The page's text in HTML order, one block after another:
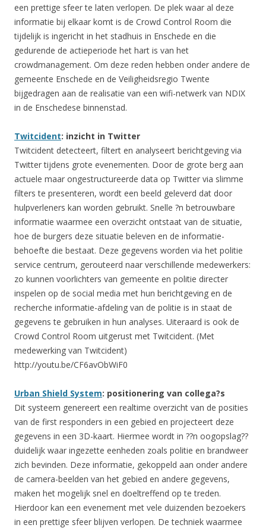
een prettige sfeer te laten verlopen. De plek waar al deze
informatie bij elkaar komt is de Crowd Control Room die
tijdelijk is ingericht in het stadhuis in Enschede en die
gedurende de actieperiode het hart is van het
crowdmanagement. Om deze reden hebben onder andere de
gemeente Enschede en de Veiligheidsregio Twente
bijgedragen aan de realisatie van een wifi-netwerk van NDIX
in de Enschedese binnenstad.
Twitcident: inzicht in Twitter
Twitcident detecteert, filtert en analyseert berichtgeving via
Twitter tijdens grote evenementen. Door de grote berg aan
actuele maar ongestructureerde data op Twitter via slimme
filters te presenteren, wordt een beeld geleverd dat door
hulpverleners kan worden gebruikt. Snelle ?n betrouwbare
informatie waarmee een overzicht ontstaat van de situatie,
hoe de burgers deze situatie beleven en de informatie-
behoefte die bestaat. Deze gegevens worden via het politie
service centrum, gerouteerd naar verschillende medewerkers:
zo kunnen voorlichters van gemeente en politie directer
inspelen op de social media met hun berichtgeving en de
recherche informatie-afdeling van de politie is in staat de
gegevens te gebruiken in hun analyses. Uiteraard is ook de
Crowd Control Room uitgerust met Twitcident. (Met
medewerking van Twitcident)
http://youtu.be/CF6avObWiF0
Urban Shield System: positionering van collega?s
Dit systeem genereert een realtime overzicht van de posities
van de first responders in een gebied en projecteert deze
gegevens in een 3D-kaart. Hiermee wordt in ??n oogopslag??
duidelijk waar ingezette eenheden zoals politie en brandweer
zich bevinden. Deze informatie, gekoppeld aan onder andere
de camera-beelden van het gebied en andere gegevens,
maken het mogelijk snel en doeltreffend op te treden.
Hierdoor kan een evenement met vele duizenden bezoekers
in een prettige sfeer blijven verlopen. De techniek waarmee